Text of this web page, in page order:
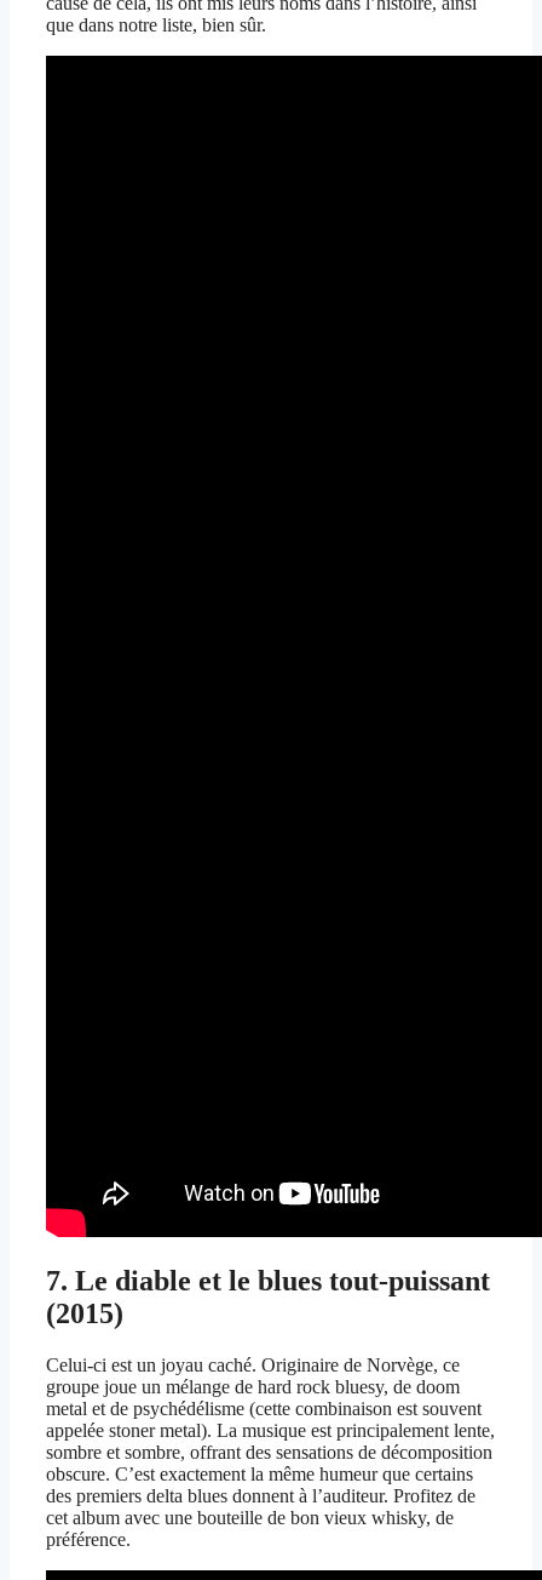
que dans notre liste, bien sûr.
7. Le diable et le blues tout-puissant
(2015)
Celui-ci est un joyau caché. Originaire de Norvège, ce
groupe joue un mélange de hard rock bluesy, de doom
metal et de psychédélisme (cette combinaison est souvent
appelée stoner metal). La musique est principalement lente,
sombre et sombre, offrant des sensations de décomposition
obscure. C’est exactement la même humeur que certains
des premiers delta blues donnent à l’auditeur. Profitez de
cet album avec une bouteille de bon vieux whisky, de
préférence.